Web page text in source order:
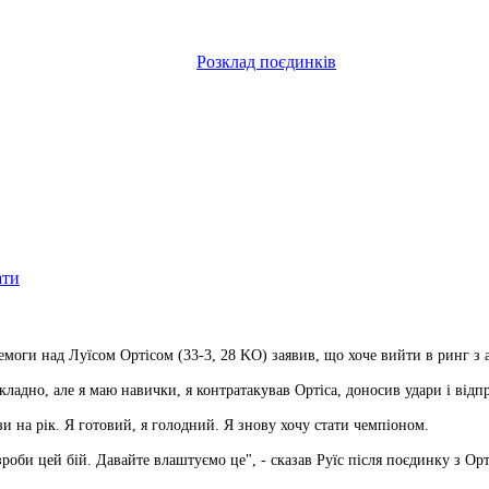
Розклад поєдинків
над Луїсом Ортісом (33-3, 28 KO) заявив, що хоче вийти в ринг
але я маю навички, я контратакував Ортіса, доносив удари і
на рік. Я готовий, я голодний. Я знову хочу стати чемпіоном.
цей бій. Давайте влаштуємо це", - сказав Руїс після поєдинку з